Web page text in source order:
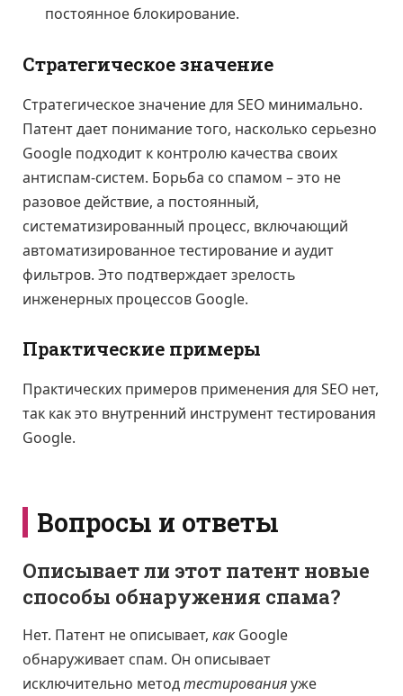
постоянное блокирование.
Стратегическое значение
Стратегическое значение для SEO минимально.
Патент дает понимание того, насколько серьезно
Google подходит к контролю качества своих
антиспам-систем. Борьба со спамом – это не
разовое действие, а постоянный,
систематизированный процесс, включающий
автоматизированное тестирование и аудит
фильтров. Это подтверждает зрелость
инженерных процессов Google.
Практические примеры
Практических примеров применения для SEO нет,
так как это внутренний инструмент тестирования
Google.
Вопросы и ответы
Описывает ли этот патент новые
способы обнаружения спама?
Нет. Патент не описывает, какGoogle
обнаруживает спам. Он описывает
исключительно методтестированияуже